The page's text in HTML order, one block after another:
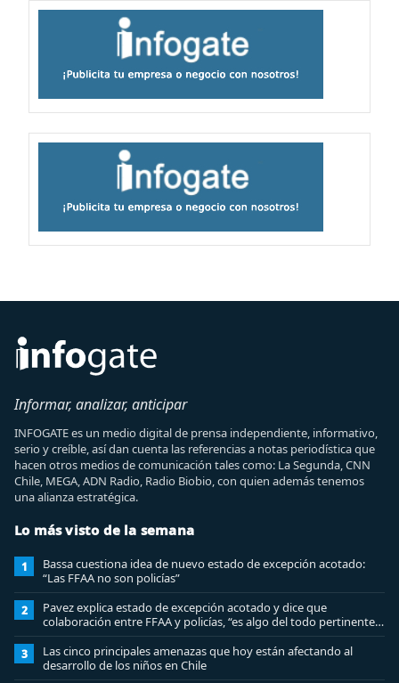
Informar, analizar, anticipar
INFOGATE es un medio digital de prensa independiente, informativo,
serio y creíble, así dan cuenta las referencias a notas periodística que
hacen otros medios de comunicación tales como: La Segunda, CNN
Chile, MEGA, ADN Radio, Radio Biobio, con quien además tenemos
una alianza estratégica.
Lo más visto de la semana
1
Bassa cuestiona idea de nuevo estado de excepción acotado:
“Las FFAA no son policías”
2
Pavez explica estado de excepción acotado y dice que
colaboración entre FFAA y policías, “es algo del todo pertinente
analizar”
3
Las cinco principales amenazas que hoy están afectando al
desarrollo de los niños en Chile